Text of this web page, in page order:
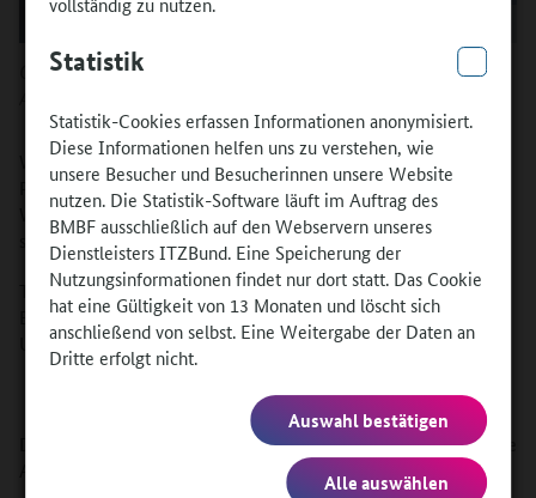
Statistik
Statistik-Cookies erfassen Informationen anonymisiert.
Diese Informationen helfen uns zu verstehen, wie
unsere Besucher und Besucherinnen unsere Website
nutzen. Die Statistik-Software läuft im Auftrag des
BMBF ausschließlich auf den Webservern unseres
Dienstleisters ITZBund. Eine Speicherung der
Nutzungsinformationen findet nur dort statt. Das Cookie
hat eine Gültigkeit von 13 Monaten und löscht sich
anschließend von selbst. Eine Weitergabe der Daten an
Dritte erfolgt nicht.
Auswahl bestätigen
Alle auswählen
Quelle:
Wie finden berufsbildende Einrichtungen geeignete
Praktikums- und Partnereinrichtungen im Ausland? Welche
Wege der Kontaktanbahnung funktionieren – und wo wird es
schwierig?
Teilen Sie Ihre Erfahrungen in der aktuellen Umfrage des
Beratungsservice für Auslandsaufenthalte und helfen Sie,
Unterstützungsangebote gezielt weiterzuentwickeln.
Die Teilnahme dauert etwa 15–20 Minuten und ist freiwillig. Die
Angaben werden anonym ausgewertet.